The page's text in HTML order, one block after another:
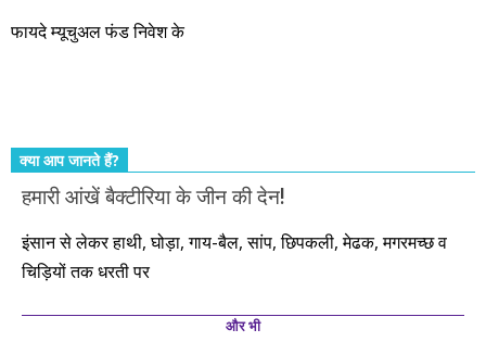
कर्महीन नर पावत नाहीं। आपके हिस्से का कुछ कर्म हम कर दे रहे हैं। बाकी
फायदे म्यूचुअल फंड निवेश के
क्या आप जानते हैं?
हमारी आंखें बैक्टीरिया के जीन की देन!
इंसान से लेकर हाथी, घोड़ा, गाय-बैल, सांप, छिपकली, मेढक, मगरमच्छ व
चिड़ियों तक धरती पर
और भी